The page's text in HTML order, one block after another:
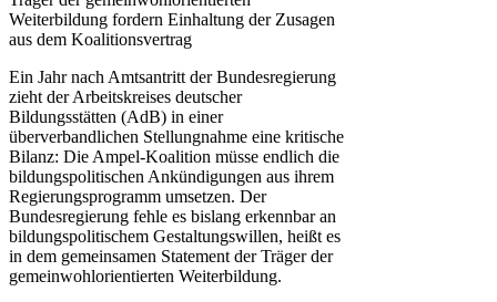
Weiterbildung fordern Einhaltung der Zusagen
aus dem Koalitionsvertrag
Ein Jahr nach Amtsantritt der Bundesregierung
zieht der Arbeitskreises deutscher
Bildungsstätten (AdB) in einer
überverbandlichen Stellungnahme eine kritische
Bilanz: Die Ampel-Koalition müsse endlich die
bildungspolitischen Ankündigungen aus ihrem
Regierungsprogramm umsetzen. Der
Bundesregierung fehle es bislang erkennbar an
bildungspolitischem Gestaltungswillen, heißt es
in dem gemeinsamen Statement der Träger der
gemeinwohlorientierten Weiterbildung.